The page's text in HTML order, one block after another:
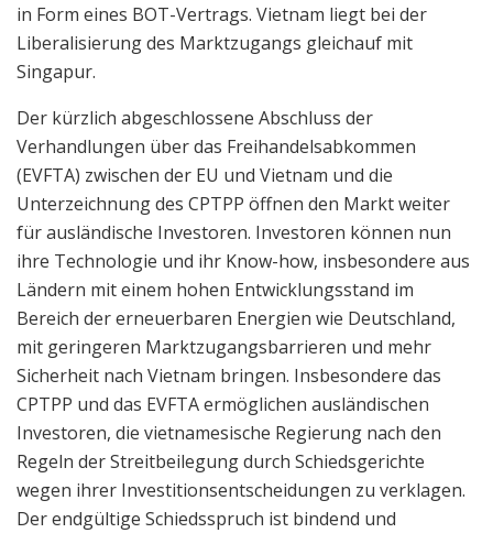
in Form eines BOT-Vertrags. Vietnam liegt bei der
Liberalisierung des Marktzugangs gleichauf mit
Singapur.
Der kürzlich abgeschlossene Abschluss der
Verhandlungen über das Freihandelsabkommen
(EVFTA) zwischen der EU und Vietnam und die
Unterzeichnung des CPTPP öffnen den Markt weiter
für ausländische Investoren. Investoren können nun
ihre Technologie und ihr Know-how, insbesondere aus
Ländern mit einem hohen Entwicklungsstand im
Bereich der erneuerbaren Energien wie Deutschland,
mit geringeren Marktzugangsbarrieren und mehr
Sicherheit nach Vietnam bringen. Insbesondere das
CPTPP und das EVFTA ermöglichen ausländischen
Investoren, die vietnamesische Regierung nach den
Regeln der Streitbeilegung durch Schiedsgerichte
wegen ihrer Investitionsentscheidungen zu verklagen.
Der endgültige Schiedsspruch ist bindend und